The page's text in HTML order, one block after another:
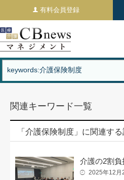
有料会員登録
関連キーワード一覧
「介護保険制度」に関連す
介護の2割負
2025年12月